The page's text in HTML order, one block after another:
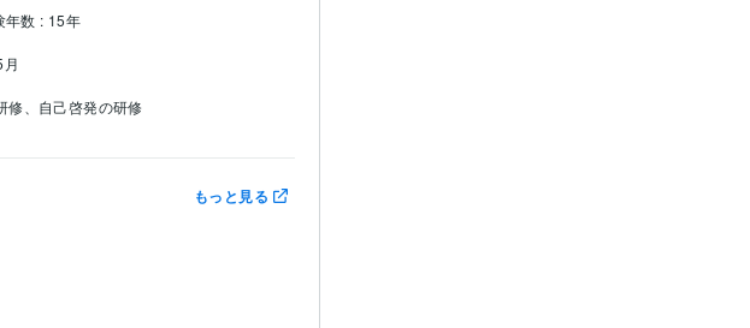
年数 : 15年
修、自己啓発の研修
もっと見る